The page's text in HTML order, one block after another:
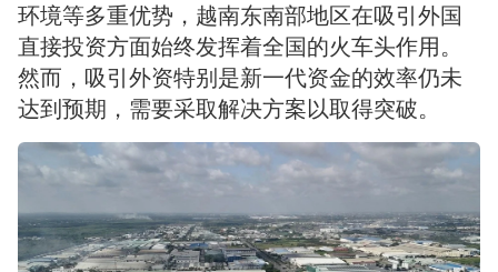
环境等多重优势，越南东南部地区在吸引外国
直接投资方面始终发挥着全国的火车头作用。
然而，吸引外资特别是新一代资金的效率仍未
达到预期，需要采取解决方案以取得突破。